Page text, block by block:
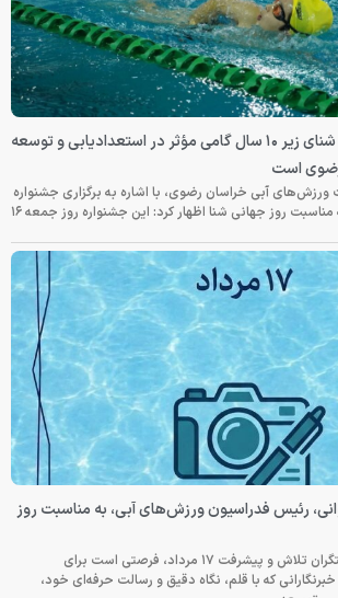
حسین گرایلی: جشنواره شنای زیر ۱۰ سال گامی مؤثر در استعدادیابی و توسعه
است
آبی خراسان رضوی، با اشاره به برگزاری جشنواره
رئیس فدراسیون ورزش‌های آبی، به مناسبت روز
خبرنگاران؛ راویان آب، روایتگران تلاش و پیشرفت ۱۷ مرداد، فرصتی است برای
که با قلم، نگاه دقیق و رسالت حرفه‌ای خود،